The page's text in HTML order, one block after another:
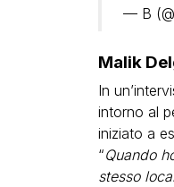
— B
Malik
In
intorno al
iniziato a
“Quando
stesso